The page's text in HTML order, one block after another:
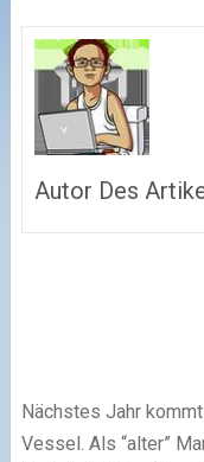
Autor Des
Nächstes Jahr
Vessel. Als “alter”